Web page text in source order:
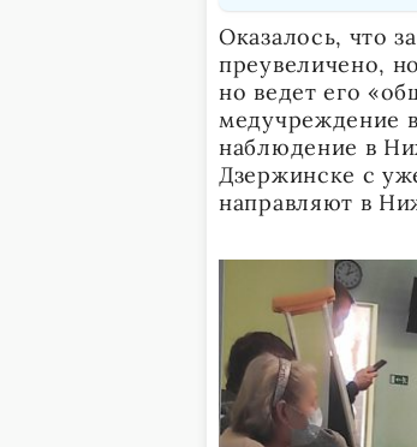
Оказалось, что
преувеличено,
но ведет его
медучреждение
наблюдение в
Дзержинске с
направляют в